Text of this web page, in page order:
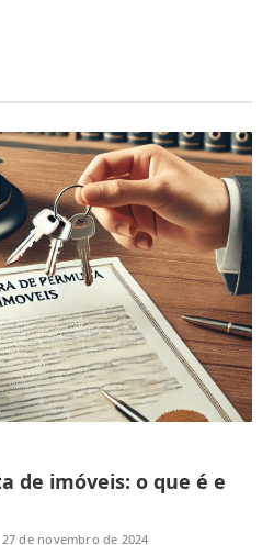
de imóveis: o que é e
27 de novembro de 2024